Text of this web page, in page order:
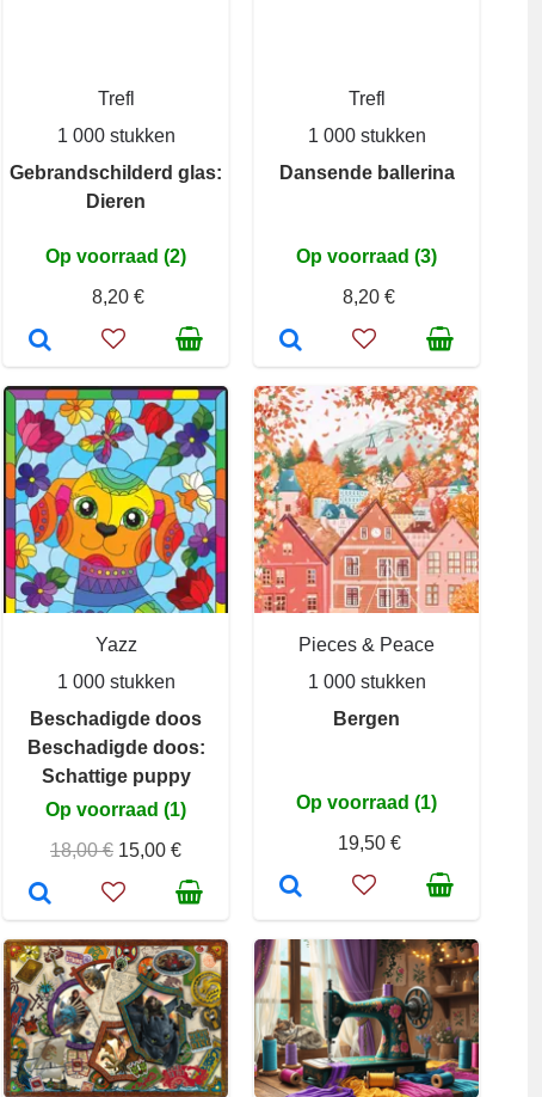
Trefl
1 000 stukken
Gebrandschilderd glas:
Dieren
Op voorraad (2)
8,20 €
Trefl
1 000 stukken
Dansende ballerina
Op voorraad (3)
8,20 €
Yazz
1 000 stukken
Beschadigde doos
Beschadigde doos:
Schattige puppy
Op voorraad (1)
18,00 € 15,00 €
Pieces & Peace
1 000 stukken
Bergen
Op voorraad (1)
19,50 €